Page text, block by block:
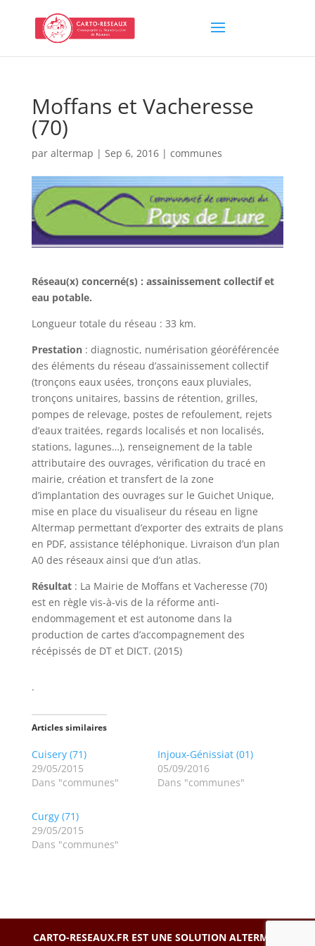
Moffans et Vacheresse
(70)
par altermap | Sep 6, 2016| communes
Réseau(x) concerné(s) : assainissement collectif et
eau potable.
Longueur totale du réseau : 33 km.
Prestation: diagnostic, numérisation géoréférencée
des éléments du réseau d’assainissement collectif
(tronçons eaux usées, tronçons eaux pluviales,
tronçons unitaires, bassins de rétention, grilles,
pompes de relevage, postes de refoulement, rejets
d’eaux traitées, regards localisés et non localisés,
stations, lagunes…), renseignement de la table
attributaire des ouvrages, vérification du tracé en
mairie, création et transfert de la zone
d’implantation des ouvrages sur le Guichet Unique,
mise en place du visualiseur du réseau en ligne
Altermap permettant d’exporter des extraits de plans
en PDF, assistance téléphonique. Livraison d’un plan
A0 des réseaux ainsi que d’un atlas.
Résultat: La Mairie de Moffans et Vacheresse (70)
est en règle vis-à-vis de la réforme anti-
endommagement et est autonome dans la
production de cartes d’accompagnement des
récépissés de DT et DICT. (2015)
.
Articles similaires
Cuisery (71)
29/05/2015
Dans "communes"
Injoux-Génissiat (01)
05/09/2016
Dans "communes"
Curgy (71)
29/05/2015
Dans "communes"
CARTO-RESEAUX.FR EST UNE SOLUTION ALTERMAP